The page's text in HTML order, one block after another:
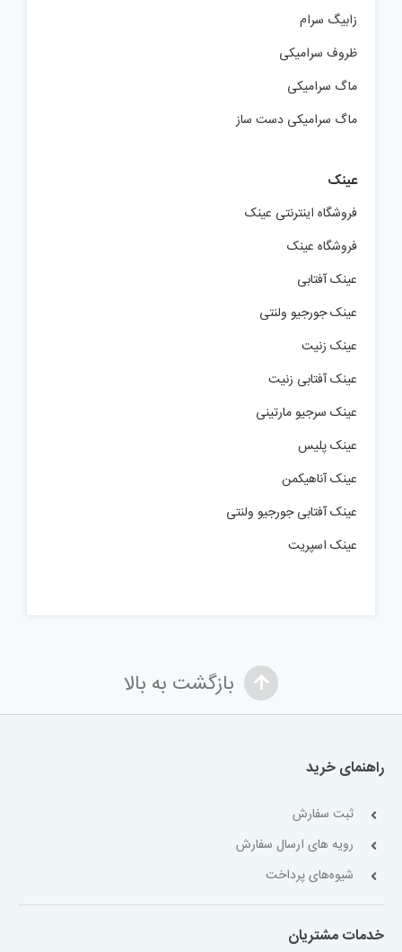
زابیگ سرام
ظروف سرامیکی
ماگ سرامیکی
ماگ سرامیکی دست ساز
عینک
فروشگاه اینترنتی عینک
فروشگاه عینک
عینک آفتابی
عینک جورجیو ولنتی
عینک زنیت
عینک آفتابی زنیت
عینک سرجیو مارتینی
عینک پلیس
عینک آناهیکمن
عینک آفتابی جورجیو ولنتی
عینک اسپریت
بازگشت به بالا
راهنمای خرید
ثبت سفارش
رویه های ارسال سفارش
شیوه‌های پرداخت
خدمات مشتریان